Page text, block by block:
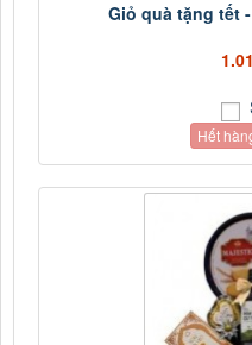
Giỏ quà tặng tết -
Hết